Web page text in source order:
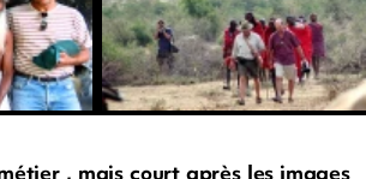
, mais court après les images